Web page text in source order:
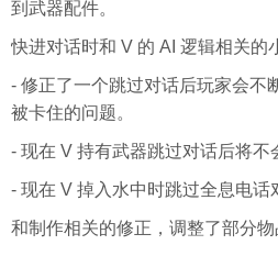
到武器配件。
快进对话时和 V 的 AI 逻辑相关的
- 修正了一个跳过对话后玩家会不
被卡住的问题。
- 现在 V 持有武器跳过对话后将不
- 现在 V 掉入水中时跳过全息电话
和制作相关的修正，调整了部分物